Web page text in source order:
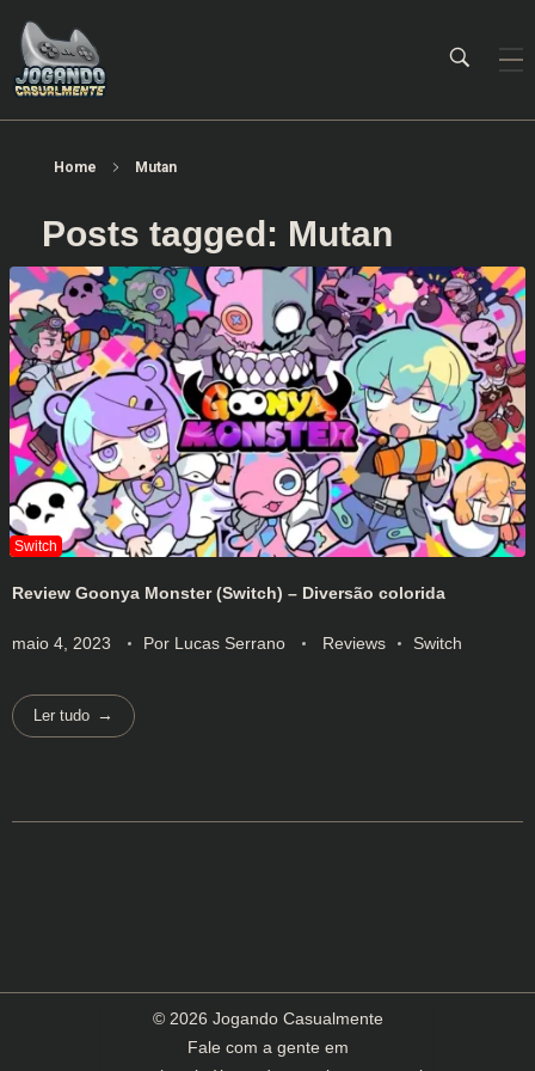
Home Mutan
Posts tagged: Mutan
Review Goonya Monster (Switch) – Diversão colorida
maio 4, 2023 Por Lucas Serrano Reviews Switch
Ler tudo
© 2026 Jogando Casualmente
Fale com a gente em